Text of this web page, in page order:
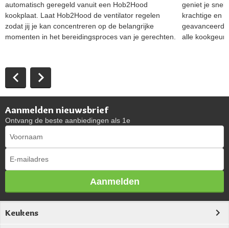
automatisch geregeld vanuit een Hob2Hood
kookplaat. Laat Hob2Hood de ventilator regelen
zodat jij je kan concentreren op de belangrijke
momenten in het bereidingsproces van je gerechten.
geniet je
krachtige en
alle
Aanmelden nieuwsbrief
Ontvang de beste aanbiedingen als 1e
Aanmelden
Keukens